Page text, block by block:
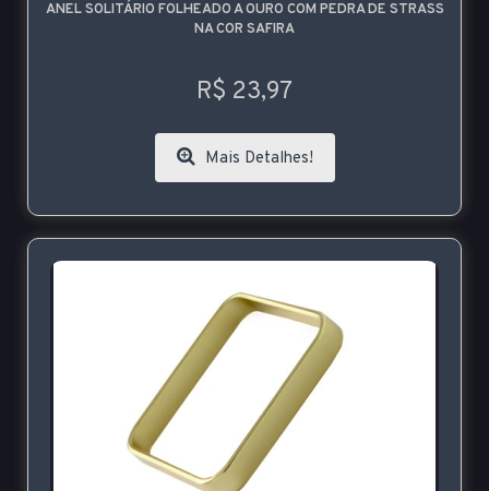
ANEL SOLITÁRIO FOLHEADO A OURO COM PEDRA DE STRASS
NA COR SAFIRA
R$ 23,97
Mais Detalhes!